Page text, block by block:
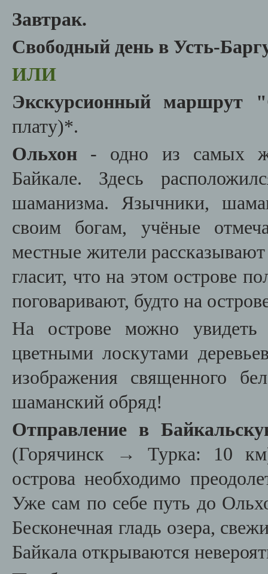
Завтрак.
Свободный день в Усть-
ИЛИ
Экскурсионный маршрут
плату)*.
Ольхон - одно из самых
Байкале. Здесь
шаманизма. Язычники,
своим богам, учёные
местные жители
гласит, что на этом острове
поговаривают, будто на
На острове можно увидеть
цветными лоскутами
изображения священного
шаманский обряд!
Отправление в
(Горячинск → Турка: 10
острова необходимо
Уже сам по себе путь до
Бесконечная гладь озера,
Байкала открываются